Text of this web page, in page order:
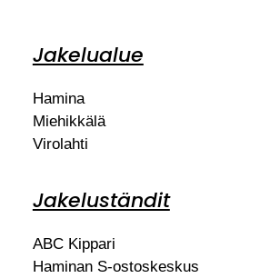
Jakelualue
Hamina
Miehikkälä
Virolahti
Jakeluständit
ABC Kippari
Haminan S-ostoskeskus